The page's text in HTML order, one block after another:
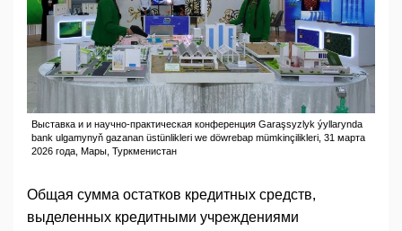
Выставка и и научно-практическая конференция Garaşsyzlyk ýyllarynda
bank ulgamynyň gazanan üstünlikleri we döwrebap mümkinçilikleri, 31 марта
2026 года, Мары, Туркменистан
Общая сумма остатков кредитных средств,
выделенных кредитными учреждениями